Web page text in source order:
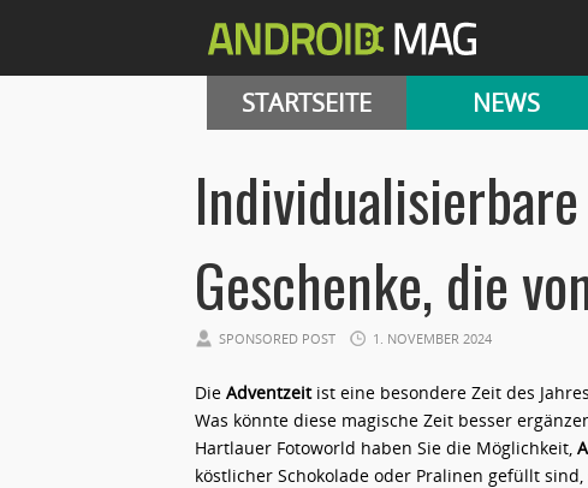
STARTSEITE NEWS
Geschenke, die
SPONSORED POST 1. NOVEMBER 2024
Die Adventzeitist eine besondere Zeit des
Was könnte diese magische Zeit besser
Hartlauer Fotoworld haben Sie die Möglichkeit,
köstlicher Schokolade oder Pralinen gefüllt